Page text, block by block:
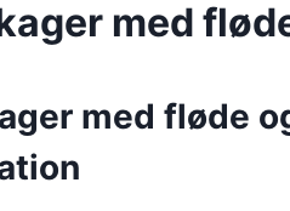
med
med fløde